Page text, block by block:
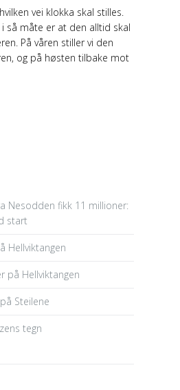
vei klokka skal stilles.
i så måte er at den alltid skal
På våren stiller vi den
og på høsten tilbake mot
Nesodden fikk 11 millioner:
start
Hellviktangen
på Hellviktangen
Steilene
tegn